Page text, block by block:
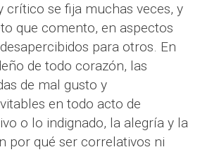
crítico se fija muchas veces, y
que comento, en aspectos
para otros. En
de todo corazón, las
de mal gusto y
en todo acto de
o lo indignado, la alegría y la
por qué ser correlativos ni